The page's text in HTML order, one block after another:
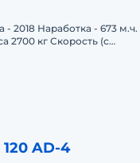
2018 Наработка - 673 м.ч.
2700 кг Скорость (с
AD-4